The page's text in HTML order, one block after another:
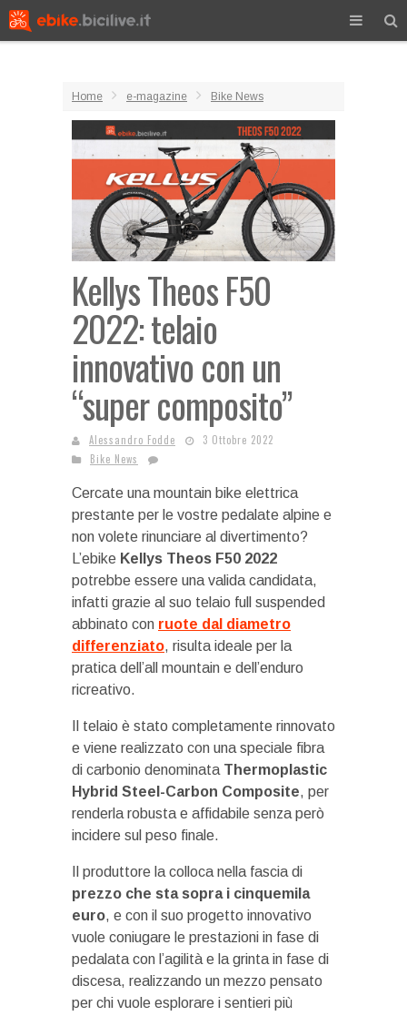
Home e-magazine Bike News
Kellys Theos F50
2022: telaio
innovativo con un
“super composito”
Alessandro Fodde
3 Ottobre 2022
Bike News
Cercate una mountain bike elettrica
prestante per le vostre pedalate alpine e
non volete rinunciare al divertimento?
L’ebike Kellys Theos F50 2022
potrebbe essere una valida candidata,
infatti grazie al suo telaio full suspended
abbinato con ruote dal diametro
differenziato, risulta ideale per la
pratica dell’all mountain e dell’enduro
ricreativo.
Il telaio è stato completamente rinnovato
e viene realizzato con una speciale fibra
di carbonio denominata Thermoplastic
Hybrid Steel-Carbon Composite, per
renderla robusta e affidabile senza però
incidere sul peso finale.
Il produttore la colloca nella fascia di
prezzo che sta sopra i cinquemila
euro, e con il suo progetto innovativo
vuole coniugare le prestazioni in fase di
pedalata con l’agilità e la grinta in fase di
discesa, realizzando un mezzo pensato
per chi vuole esplorare i sentieri più